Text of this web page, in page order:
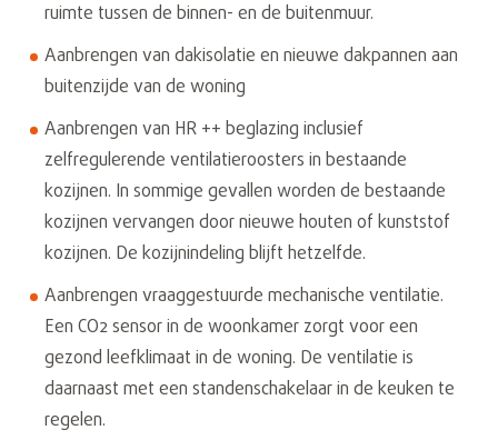
ruimte tussen de binnen- en de buitenmuur.
Aanbrengen van dakisolatie en nieuwe dakpannen aan
buitenzijde van de woning
Aanbrengen van HR ++ beglazing inclusief
zelfregulerende ventilatieroosters in bestaande
kozijnen. In sommige gevallen worden de bestaande
kozijnen vervangen door nieuwe houten of kunststof
kozijnen. De kozijnindeling blijft hetzelfde.
Aanbrengen vraaggestuurde mechanische ventilatie.
Een CO2 sensor in de woonkamer zorgt voor een
gezond leefklimaat in de woning. De ventilatie is
daarnaast met een standenschakelaar in de keuken te
regelen.